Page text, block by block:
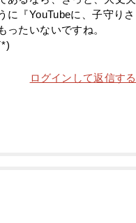
に『YouTubeに、子守りさ
たいないですね。
ログインして返信する